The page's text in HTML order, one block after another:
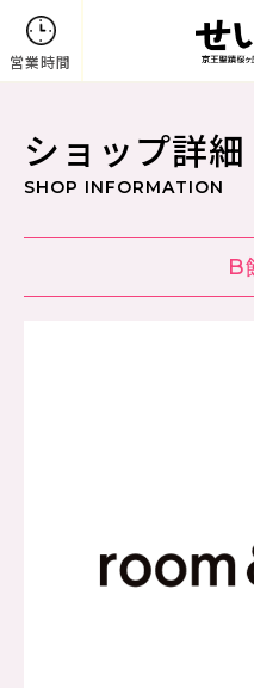
営業時間
ショップ詳細
SHOP INFORMATION
B